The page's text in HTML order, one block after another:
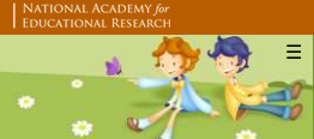
☰